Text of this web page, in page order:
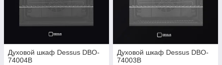
Духовой шкаф Dessus DBO-
74004B
Духовой шкаф Dessus DBO-
74003B